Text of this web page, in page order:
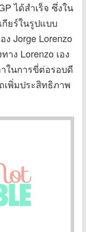
ได้สำเร็จ ซึ่งใน
กียร์ในรูปแบบ
Jorge Lorenzo
าง Lorenzo เอง
ในการขี่ต่อรอบดี
เพิ่มประสิทธิภาพ